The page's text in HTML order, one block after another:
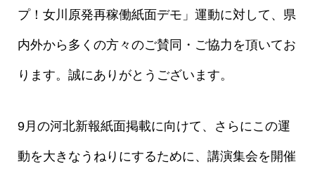
プ！女川原発再稼働紙面デモ」運動に対して、県
内外から多くの方々のご賛同・ご協力を頂いてお
ります。誠にありがとうございます。
9月の河北新報紙面掲載に向けて、さらにこの運
動を大きなうねりにするために、講演集会を開催